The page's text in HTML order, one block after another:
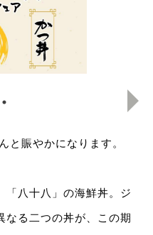
と賑やかになります。
「八十八」の海鮮丼。ジ
なる二つの丼が、この期